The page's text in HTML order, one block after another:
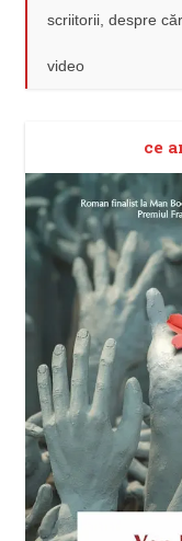
scriitorii, despre
video
ce